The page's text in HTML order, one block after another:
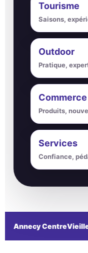
Tourisme
Saisons,
Outdoor
Pratique,
Commerce
Produits,
Services
Confiance,
Annecy Centre